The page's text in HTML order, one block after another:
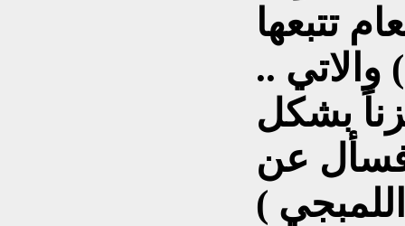
تتبعها
والاتي ..
بشكل
فسأل عن